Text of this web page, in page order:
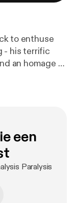
to enthuse
- his terrific
an homage to
Immigrant
een
Paralysis